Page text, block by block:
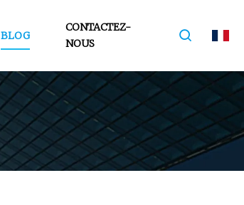
BLOG
CONTACTEZ-
NOUS